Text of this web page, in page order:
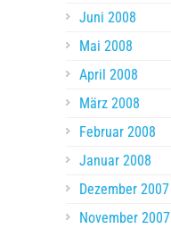
Juni 2008
Mai 2008
April 2008
März 2008
Februar 2008
Januar 2008
Dezember 2007
November 2007